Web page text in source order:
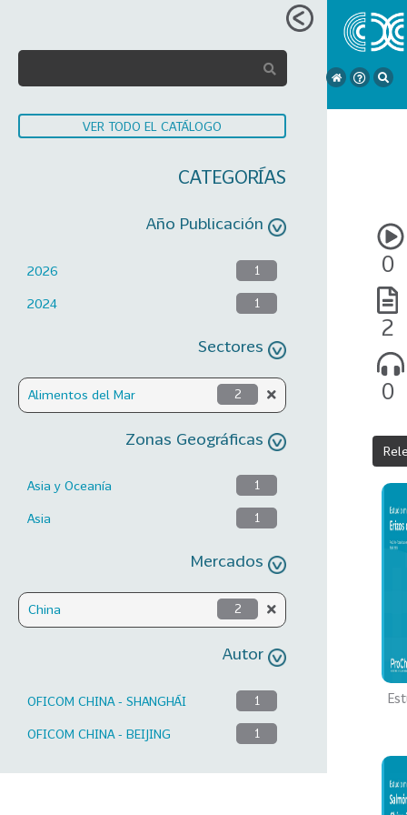
VER TODO EL CATÁLOGO
CATEGORÍAS
Año Publicación
2026 1
2024 1
Sectores
Alimentos del Mar 2
Zonas Geográficas
Asia y Oceanía 1
Asia 1
Mercados
China 2
Autor
OFICOM CHINA - SHANGHÁI 1
OFICOM CHINA - BEIJING 1
0
2
0